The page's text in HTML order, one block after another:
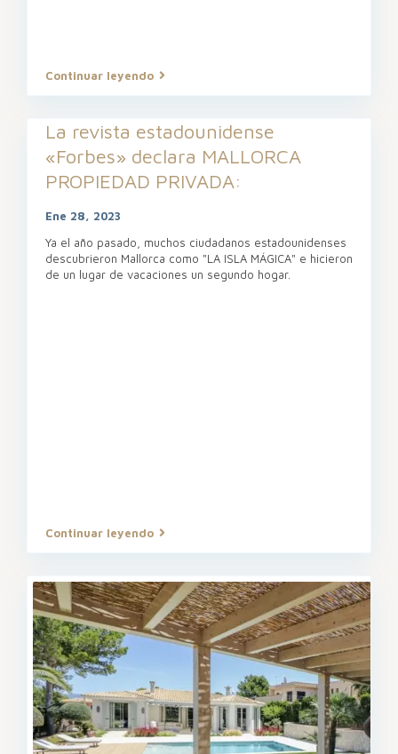
Continuar leyendo
La revista estadounidense
«Forbes» declara MALLORCA
PROPIEDAD PRIVADA:
Ene 28, 2023
Ya el año pasado, muchos ciudadanos estadounidenses
descubrieron Mallorca como "LA ISLA MÁGICA" e hicieron
de un lugar de vacaciones un segundo hogar.
Continuar leyendo